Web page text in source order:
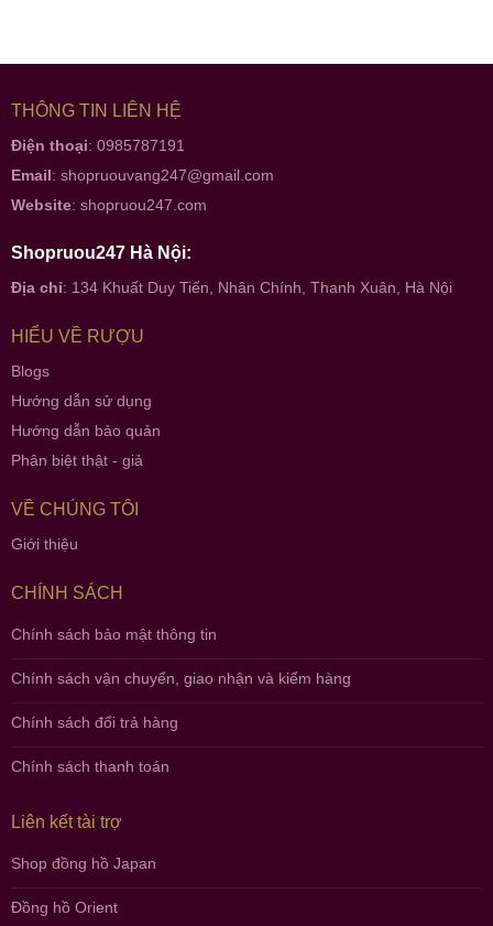
THÔNG TIN LIÊN HỆ
Điện thoại: 0985787191
Email: shopruouvang247@gmail.com
Website: shopruou247.com
Shopruou247 Hà Nội:
Địa chỉ: 134 Khuất Duy Tiến, Nhân Chính, Thanh Xuân, Hà Nội
HIỂU VỀ RƯỢU
Blogs
Hướng dẫn sử dụng
Hướng dẫn bảo quản
Phân biệt thật - giả
VỀ CHÚNG TÔI
Giới thiệu
CHÍNH SÁCH
Chính sách bảo mật thông tin
Chính sách vận chuyển, giao nhận và kiểm hàng
Chính sách đổi trả hàng
Chính sách thanh toán
Liên kết tài trợ
Shop đồng hồ Japan
Đồng hồ Orient